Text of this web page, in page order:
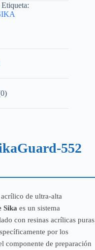
Etiqueta:
552
de ultra-alta
Sika es un sistema
con resinas acrílicas puras
por los
componente de preparación